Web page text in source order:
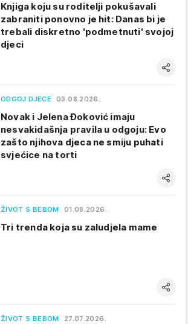
Knjiga koju su roditelji pokušavali
zabraniti ponovno je hit: Danas bi je
trebali diskretno 'podmetnuti' svojoj
djeci
ODGOJ DJECE 03.08.2026.
Novak i Jelena Đoković imaju
nesvakidašnja pravila u odgoju: Evo
zašto njihova djeca ne smiju puhati
svjećice na torti
ŽIVOT S BEBOM 01.08.2026.
Tri trenda koja su zaludjela mame
ŽIVOT S BEBOM 27.07.2026.